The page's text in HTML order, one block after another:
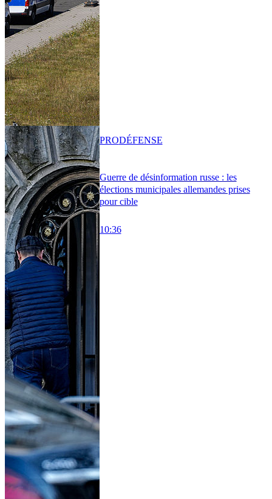
Guerre de désinformation russe : les
élections municipales allemandes prises
pour cible
10:36
PRODÉFENSE